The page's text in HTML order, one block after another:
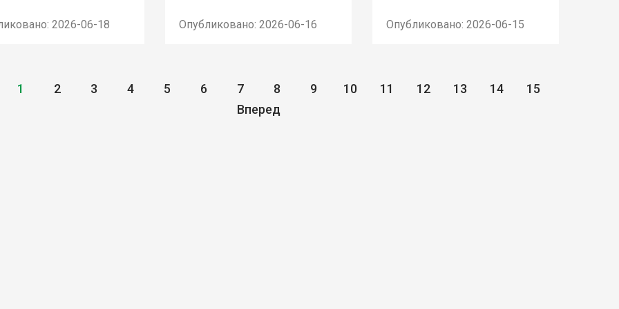
2026-06-18 Опубликовано: 2026-06-16 Опубликовано: 2026-06-15
1 2 3 4 5 6 7 8 9 10 11 12 13 14
15
Вперед